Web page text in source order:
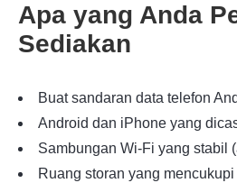
Apa yang Anda
Sediakan
Buat sandaran data telefon
Android dan iPhone yang
Sambungan Wi-Fi yang stabil
Ruang storan yang